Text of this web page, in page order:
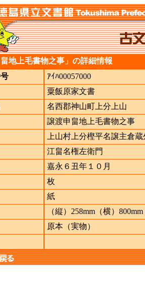
畠地上毛書物之事」の詳細情報
ｱｲﾊ00057000
粟飯原家文書
名西郡神山町上分上山
譲渡申畠地上毛書物之事
上山村上分樫平名譲主倉
江畠名権左衛門
嘉永６丑年１０月
枚
紙
（縦）258mm（横）800mm
原本（実物）